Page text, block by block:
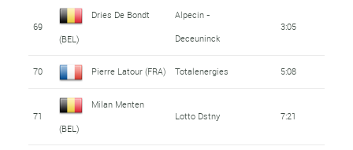
69
Dries De Bondt
(BEL)
Alpecin -
Deceuninck
3:05
70 Pierre Latour (FRA) Totalenergies 5:08
71
Milan Menten
(BEL)
Lotto Dstny 7:21